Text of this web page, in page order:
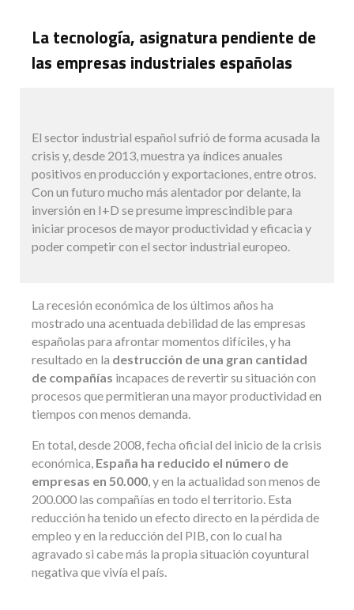
La tecnología, asignatura pendiente de
las empresas industriales españolas
El sector industrial español sufrió de forma acusada la
crisis y, desde 2013, muestra ya índices anuales
positivos en producción y exportaciones, entre otros.
Con un futuro mucho más alentador por delante, la
inversión en I+D se presume imprescindible para
iniciar procesos de mayor productividad y eficacia y
poder competir con el sector industrial europeo.
La recesión económica de los últimos años ha
mostrado una acentuada debilidad de las empresas
españolas para afrontar momentos difíciles, y ha
resultado en la destrucción de una gran cantidad
de compañías incapaces de revertir su situación con
procesos que permitieran una mayor productividad en
tiempos con menos demanda.
En total, desde 2008, fecha oficial del inicio de la crisis
económica, España ha reducido el número de
empresas en 50.000, y en la actualidad son menos de
200.000 las compañías en todo el territorio. Esta
reducción ha tenido un efecto directo en la pérdida de
empleo y en la reducción del PIB, con lo cual ha
agravado si cabe más la propia situación coyuntural
negativa que vivía el país.